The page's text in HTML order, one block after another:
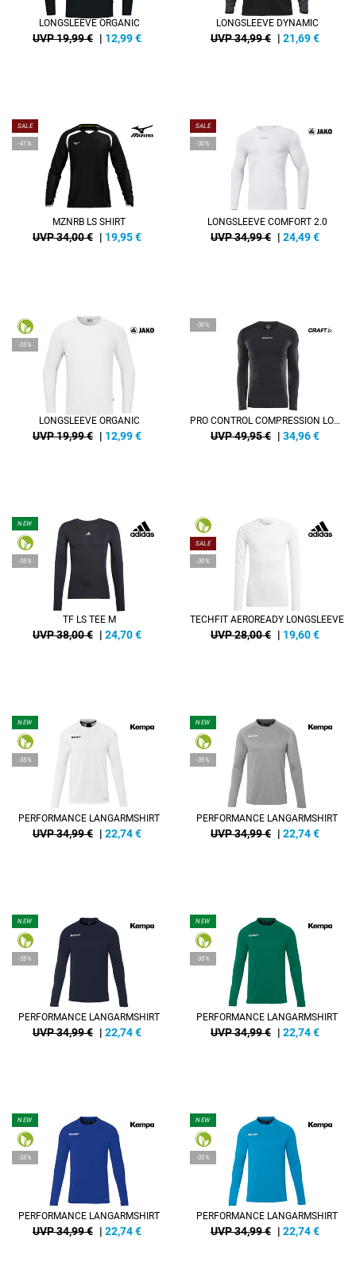
LONGSLEEVE ORGANIC
UVP 19,99 € | 12,99€
LONGSLEEVE DYNAMIC
UVP 34,99 € | 21,69€
SALE
-41%
MZNRB LS SHIRT
UVP 34,00 € | 19,95€
SALE
-30%
LONGSLEEVE COMFORT 2.0
UVP 34,99 € | 24,49€
-35%
LONGSLEEVE ORGANIC
UVP 19,99 € | 12,99€
-30%
PRO CONTROL COMPRESSION LONG SLEEVE UNISEX
UVP 49,95 € | 34,96€
NEW
-35%
TF LS TEE M
UVP 38,00 € | 24,70€
SALE
-30%
TECHFIT AEROREADY LONGSLEEVE
UVP 28,00 € | 19,60€
NEW
-35%
PERFORMANCE LANGARMSHIRT
UVP 34,99 € | 22,74€
NEW
-35%
PERFORMANCE LANGARMSHIRT
UVP 34,99 € | 22,74€
NEW
-35%
PERFORMANCE LANGARMSHIRT
UVP 34,99 € | 22,74€
NEW
-35%
PERFORMANCE LANGARMSHIRT
UVP 34,99 € | 22,74€
NEW
-35%
PERFORMANCE LANGARMSHIRT
UVP 34,99 € | 22,74€
NEW
-35%
PERFORMANCE LANGARMSHIRT
UVP 34,99 € | 22,74€